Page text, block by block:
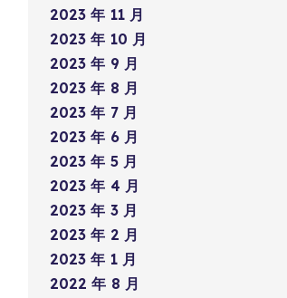
2023 年 11 月
2023 年 10 月
2023 年 9 月
2023 年 8 月
2023 年 7 月
2023 年 6 月
2023 年 5 月
2023 年 4 月
2023 年 3 月
2023 年 2 月
2023 年 1 月
2022 年 8 月